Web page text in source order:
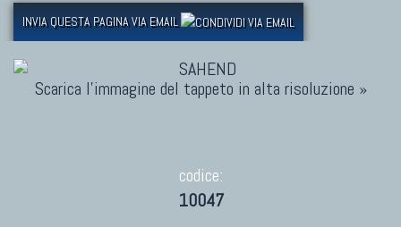
INVIA QUESTA PAGINA VIA EMAIL
Scarica l'immagine del tappeto in alta risoluzione »
codice:
10047